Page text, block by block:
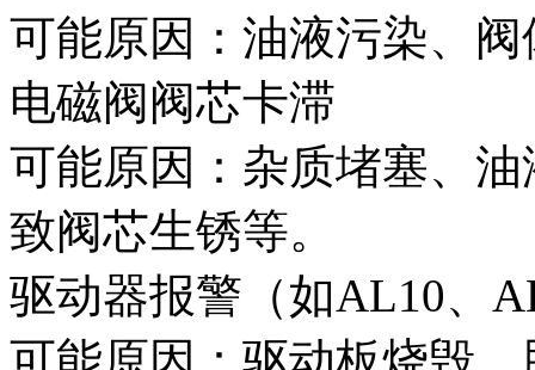
可能原因：油液污染、
电磁阀阀芯卡滞
可能原因：杂质堵塞、
致阀芯生锈等。
驱动器报警（如AL10、
可能原因：驱动板烧毁